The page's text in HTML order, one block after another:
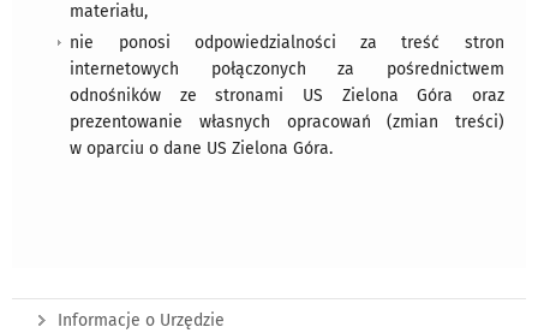
materiału,
nie ponosi odpowiedzialności za treść stron
internetowych połączonych za pośrednictwem
odnośników ze stronami US Zielona Góra oraz
prezentowanie własnych opracowań (zmian treści)
w oparciu o dane US Zielona Góra.
Informacje o Urzędzie